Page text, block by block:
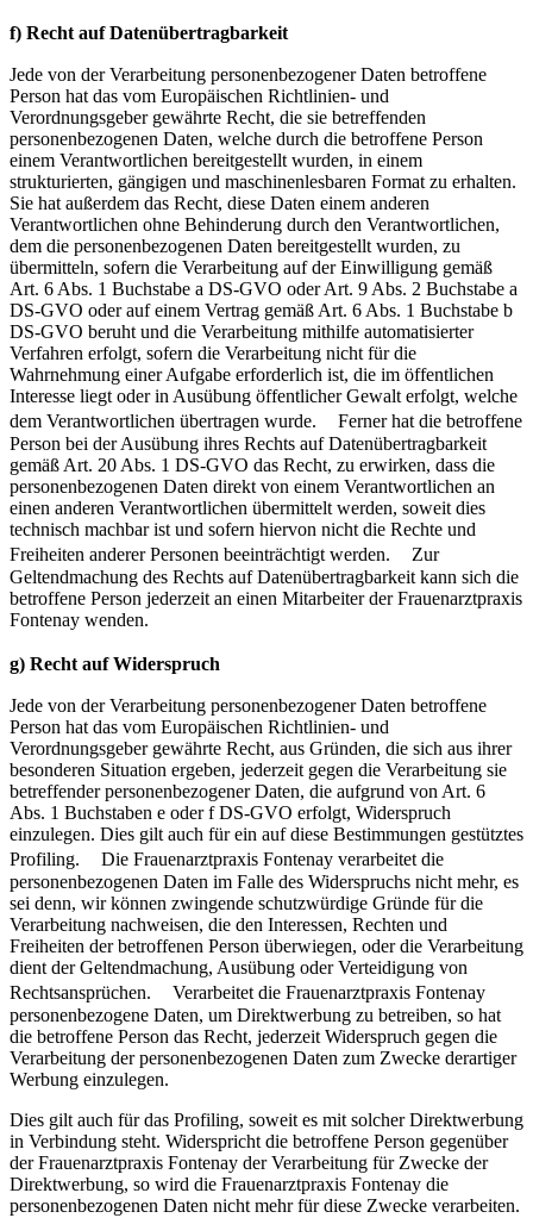
f) Recht auf Datenübertragbarkeit
Jede von der Verarbeitung personenbezogener Daten betroffene
Person hat das vom Europäischen Richtlinien- und
Verordnungsgeber gewährte Recht, die sie betreffenden
personenbezogenen Daten, welche durch die betroffene Person
einem Verantwortlichen bereitgestellt wurden, in einem
strukturierten, gängigen und maschinenlesbaren Format zu erhalten.
Sie hat außerdem das Recht, diese Daten einem anderen
Verantwortlichen ohne Behinderung durch den Verantwortlichen,
dem die personenbezogenen Daten bereitgestellt wurden, zu
übermitteln, sofern die Verarbeitung auf der Einwilligung gemäß
Art. 6 Abs. 1 Buchstabe a DS-GVO oder Art. 9 Abs. 2 Buchstabe a
DS-GVO oder auf einem Vertrag gemäß Art. 6 Abs. 1 Buchstabe b
DS-GVO beruht und die Verarbeitung mithilfe automatisierter
Verfahren erfolgt, sofern die Verarbeitung nicht für die
Wahrnehmung einer Aufgabe erforderlich ist, die im öffentlichen
Interesse liegt oder in Ausübung öffentlicher Gewalt erfolgt, welche
dem Verantwortlichen übertragen wurde. Ferner hat die betroffene
Person bei der Ausübung ihres Rechts auf Datenübertragbarkeit
gemäß Art. 20 Abs. 1 DS-GVO das Recht, zu erwirken, dass die
personenbezogenen Daten direkt von einem Verantwortlichen an
einen anderen Verantwortlichen übermittelt werden, soweit dies
technisch machbar ist und sofern hiervon nicht die Rechte und
Freiheiten anderer Personen beeinträchtigt werden. Zur
Geltendmachung des Rechts auf Datenübertragbarkeit kann sich die
betroffene Person jederzeit an einen Mitarbeiter der Frauenarztpraxis
Fontenay wenden.
g) Recht auf Widerspruch
Jede von der Verarbeitung personenbezogener Daten betroffene
Person hat das vom Europäischen Richtlinien- und
Verordnungsgeber gewährte Recht, aus Gründen, die sich aus ihrer
besonderen Situation ergeben, jederzeit gegen die Verarbeitung sie
betreffender personenbezogener Daten, die aufgrund von Art. 6
Abs. 1 Buchstaben e oder f DS-GVO erfolgt, Widerspruch
einzulegen. Dies gilt auch für ein auf diese Bestimmungen gestütztes
Profiling. Die Frauenarztpraxis Fontenay verarbeitet die
personenbezogenen Daten im Falle des Widerspruchs nicht mehr, es
sei denn, wir können zwingende schutzwürdige Gründe für die
Verarbeitung nachweisen, die den Interessen, Rechten und
Freiheiten der betroffenen Person überwiegen, oder die Verarbeitung
dient der Geltendmachung, Ausübung oder Verteidigung von
Rechtsansprüchen. Verarbeitet die Frauenarztpraxis Fontenay
personenbezogene Daten, um Direktwerbung zu betreiben, so hat
die betroffene Person das Recht, jederzeit Widerspruch gegen die
Verarbeitung der personenbezogenen Daten zum Zwecke derartiger
Werbung einzulegen.
Dies gilt auch für das Profiling, soweit es mit solcher Direktwerbung
in Verbindung steht. Widerspricht die betroffene Person gegenüber
der Frauenarztpraxis Fontenay der Verarbeitung für Zwecke der
Direktwerbung, so wird die Frauenarztpraxis Fontenay die
personenbezogenen Daten nicht mehr für diese Zwecke verarbeiten.